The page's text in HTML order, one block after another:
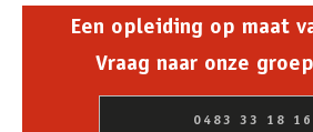
Een opleiding op maat
Vraag naar onze
0483 33 18 16